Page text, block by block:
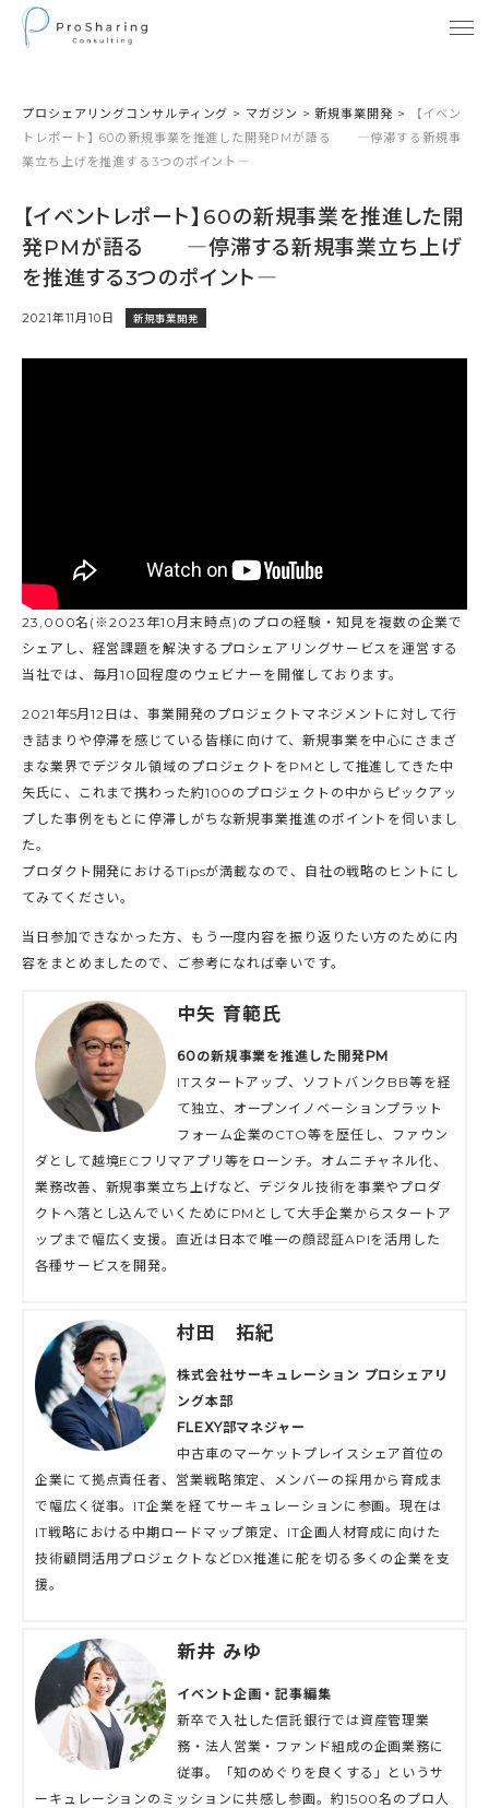
プロシェアリングコンサルティング > マガジン >新規事業開発 >
【イベン
トレポート】60の新規事業を推進した開発PMが語る ―停滞する新規事
業立ち上げを推進する3つのポイント―
【イベントレポート】60の新規事業を推進した開
発PMが語る ―停滞する新規事業立ち上げ
を推進する3つのポイント―
2021年11月10日 新規事業開発
23,000名(※2023年10月末時点)のプロの経験・知見を複数の企業で
シェアし、経営課題を解決するプロシェアリングサービスを運営する
当社では、毎月10回程度のウェビナーを開催しております。
2021年5月12日は、事業開発のプロジェクトマネジメントに対して行
き詰まりや停滞を感じている皆様に向けて、新規事業を中心にさまざ
まな業界でデジタル領域のプロジェクトをPMとして推進してきた中
矢氏に、これまで携わった約100のプロジェクトの中からピックアッ
プした事例をもとに停滞しがちな新規事業推進のポイントを伺いまし
た。
プロダクト開発におけるTipsが満載なので、自社の戦略のヒントにし
てみてください。
当日参加できなかった方、もう一度内容を振り返りたい方のために内
容をまとめましたので、ご参考になれば幸いです。
中矢 育範氏
60の新規事業を推進した開発PM
ITスタートアップ、ソフトバンクBB等を経
て独立、オープンイノベーションプラット
フォーム企業のCTO等を歴任し、ファウン
ダとして越境ECフリマアプリ等をローンチ。オムニチャネル化、
業務改善、新規事業立ち上げなど、デジタル技術を事業やプロダ
クトへ落とし込んでいくためにPMとして大手企業からスタートア
ップまで幅広く支援。直近は日本で唯一の顔認証APIを活用した
各種サービスを開発。
村田 拓紀
株式会社サーキュレーション プロシェアリ
ング本部
FLEXY部マネジャー
中古車のマーケットプレイスシェア首位の
企業にて拠点責任者、営業戦略策定、メンバーの採用から育成ま
で幅広く従事。IT企業を経てサーキュレーションに参画。現在は
IT戦略における中期ロードマップ策定、IT企画人材育成に向けた
技術顧問活用プロジェクトなどDX推進に舵を切る多くの企業を支
援。
新井 みゆ
イベント企画・記事編集
新卒で入社した信託銀行では資産管理業
務・法人営業・ファンド組成の企画業務に
従事。「知のめぐりを良くする」というサ
ーキュレーションのミッションに共感し参画。約1500名のプロ人